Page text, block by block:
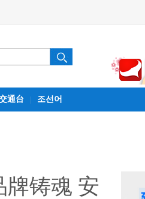
通台 조선어
牌铸魂 安